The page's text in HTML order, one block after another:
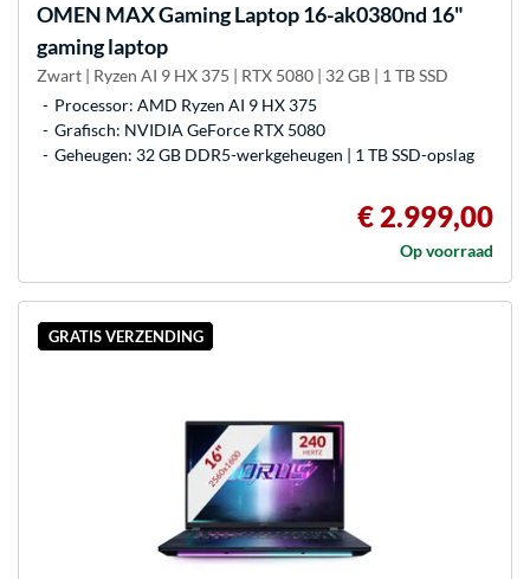
OMEN MAX Gaming Laptop 16-ak0380nd 16"
gaming laptop
Zwart | Ryzen AI 9 HX 375 | RTX 5080 | 32 GB | 1 TB SSD
Processor: AMD Ryzen AI 9 HX 375
Grafisch: NVIDIA GeForce RTX 5080
Geheugen: 32 GB DDR5-werkgeheugen | 1 TB SSD-opslag
€ 2.999,00
Op voorraad
GRATIS VERZENDING